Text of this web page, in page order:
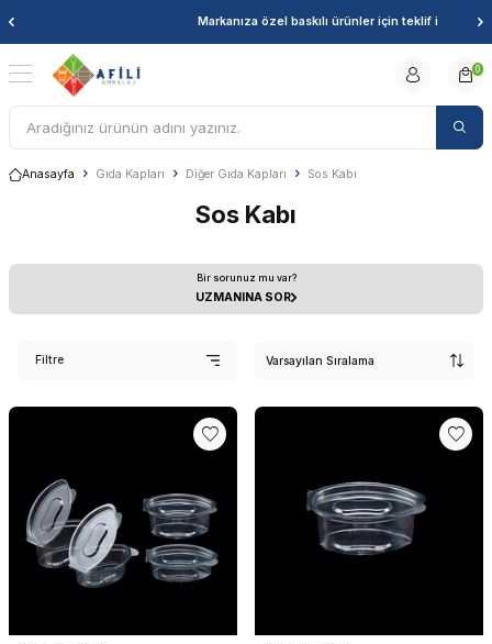
Markanıza özel baskılı ürünler için teklif istemeyi unutmayın!
0
Anasayfa Gıda Kapları Diğer Gıda Kapları Sos Kabı
Sos Kabı
Bir sorunuz mu var?
UZMANINA SOR
Filtre